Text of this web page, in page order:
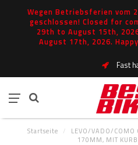
Wegen Betriebsferien vom
geschlossen! Closed for
29th to August 15th,
August 17th, 2026.
Fast
Startseite /
LEVO/VADO/COMO
170MM, MIT